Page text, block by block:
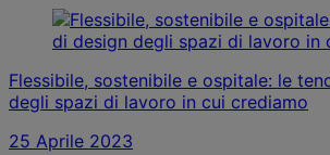
Flessibile, sostenibile e ospitale: le
degli spazi di lavoro in cui crediamo
25 Aprile 2023